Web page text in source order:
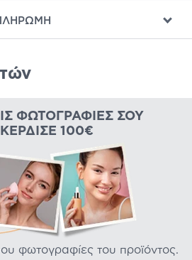
ΦΩΤΟΓΡΑΦΊΕΣ ΣΟΥ
ΚΈΡΔΙΣΕ 100€
φωτογραφίες του προϊόντος.